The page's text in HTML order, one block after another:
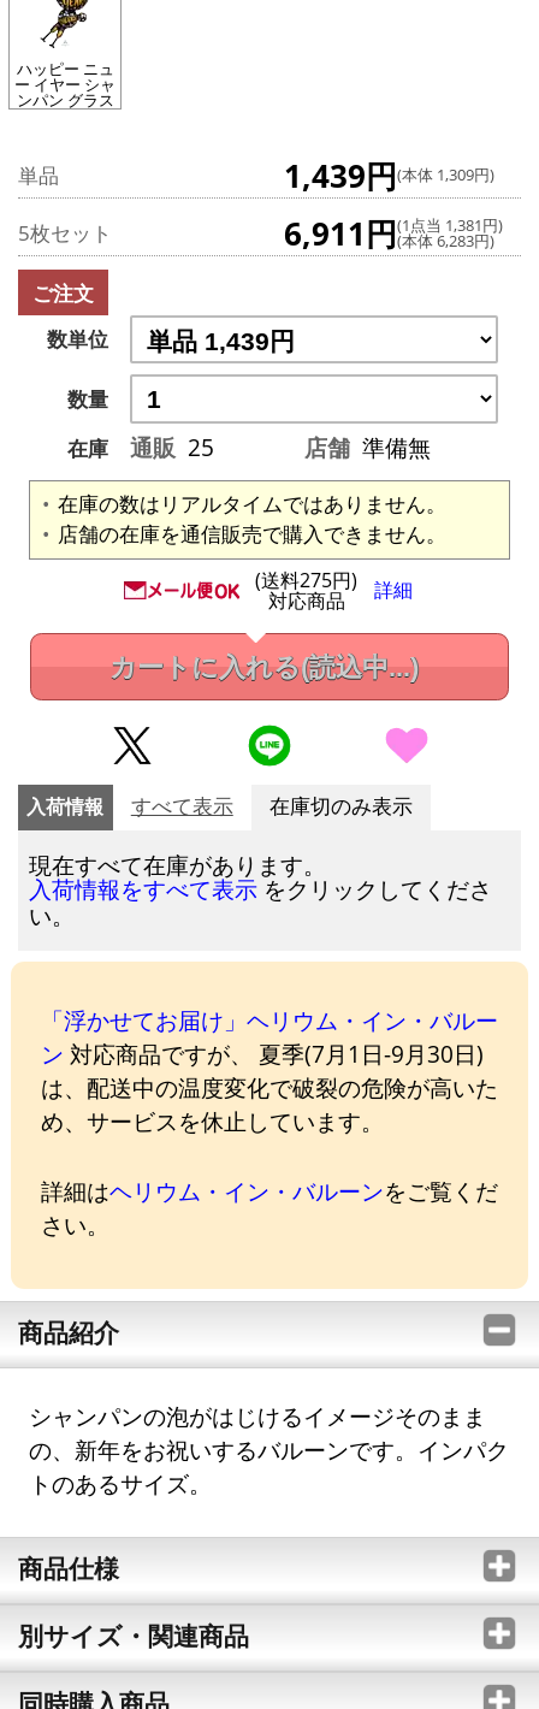
ハッピー ニュ
ー イヤー シャ
ンパン グラス
単品 1,439円(本体 1,309円)
5枚セット 6,911円(1点当 1,381円)
(本体 6,283円)
ご注文
数単位
数量
在庫
通販 25 店舗 準備無
在庫の数はリアルタイムではありません。
店舗の在庫を通信販売で購入できません。
(送料275円)
対応商品 詳細
カートに入れる(読込中...)
入荷情報 すべて表示 在庫切のみ表示
現在すべて在庫があります。
入荷情報をすべて表示 をクリックしてくださ
い。
「浮かせてお届け」ヘリウム・イン・バルー
ン 対応商品ですが、 夏季(7月1日-9月30日)
は、配送中の温度変化で破裂の危険が高いた
め、サービスを休止しています。
詳細はヘリウム・イン・バルーンをご覧くだ
さい。
商品紹介
シャンパンの泡がはじけるイメージそのまま
の、新年をお祝いするバルーンです。インパク
トのあるサイズ。
商品仕様
別サイズ・関連商品